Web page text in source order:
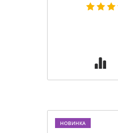
НОВИНКА